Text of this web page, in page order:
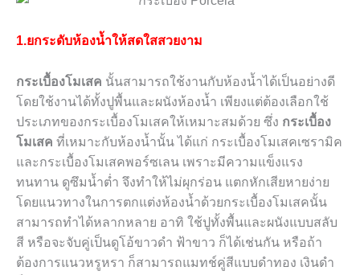
1.ยกระดับห้องน้ำให้สดใสสวยงาม
กระเบื้องโมเสค นั้นสามารถใช้งานกับห้องน้ำได้เป็นอย่างดี
โดยใช้งานได้ทั้งปูพื้นและผนังห้องน้ำ เพียงแต่ต้องเลือกใช้
ประเภทของกระเบื้องโมเสคให้เหมาะสมด้วย ซึ่ง กระเบื้อง
โมเสค ที่เหมาะกับห้องน้ำนั้น ได้แก่ กระเบื้องโมเสคเซรามิค
และกระเบื้องโมเสคพอร์ซเลน เพราะมีความแข็งแรง
ทนทาน ดูซึมน้ำต่ำ จึงทำให้ไม่ผุกร่อน แตกหักเสียหายง่าย
โดยแนวทางในการตกแต่งห้องน้ำด้วยกระเบื้องโมเสคนั้น
สามารถทำได้หลากหลาย อาทิ ใช้ปูทั้งพื้นและผนังแบบสลับ
สี หรือจะจับคู่เป็นดูโอ้ขาวดำ ฟ้าขาว ก็ได้เช่นกัน หรือถ้า
ต้องการแนวหรูหรา ก็สามารถแมทช์คู่สีแบบดำทอง เงินดำ